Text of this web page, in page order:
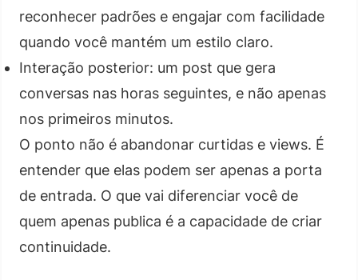
reconhecer padrões e engajar com facilidade
quando você mantém um estilo claro.
Interação posterior: um post que gera
conversas nas horas seguintes, e não apenas
nos primeiros minutos.
O ponto não é abandonar curtidas e views. É
entender que elas podem ser apenas a porta
de entrada. O que vai diferenciar você de
quem apenas publica é a capacidade de criar
continuidade.